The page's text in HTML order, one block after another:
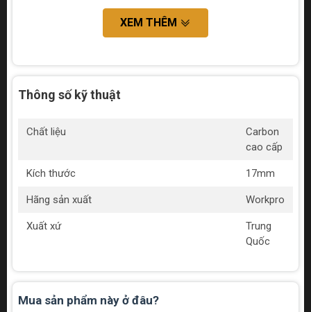
XEM THÊM
Thông số kỹ thuật
Chất liệu
Carbon
cao cấp
Kích thước 17mm
Hãng sản xuất Workpro
Xuất xứ
Trung
Quốc
Mua sản phẩm này ở đâu?